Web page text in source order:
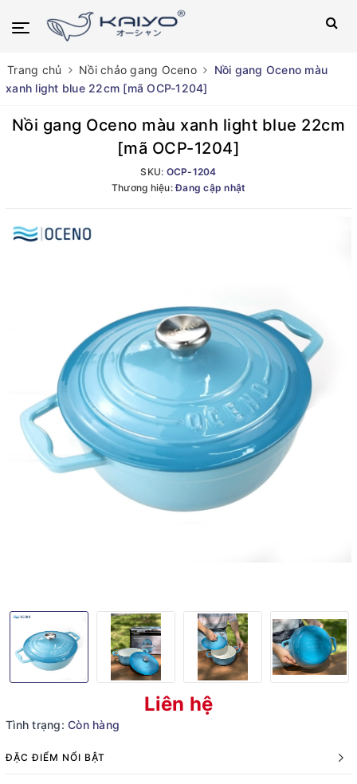
Trang chủ Nồi chảo gang Oceno
Nồi gang Oceno màu
xanh light blue 22cm [mã OCP-1204]
Nồi gang Oceno màu xanh light blue 22cm
[mã OCP-1204]
SKU: OCP-1204
Thương hiệu:Đang cập nhật
Liên hệ
Tình trạng: Còn hàng
ĐẶC ĐIỂM NỔI BẬT